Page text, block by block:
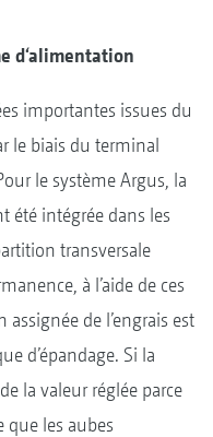
d‘alimentation
importantes issues du
le biais du terminal
le système Argus, la
été intégrée dans les
transversale
à l’aide de ces
de l’engrais est
d’épandage. Si la
la valeur réglée parce
que les aubes